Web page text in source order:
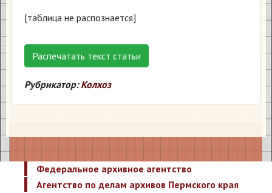
[таблица не распознается]
Распечатать текст статьи
Рубрикатор: Колхоз
Федеральное архивное агентство
Агентство по делам архивов Пермского края